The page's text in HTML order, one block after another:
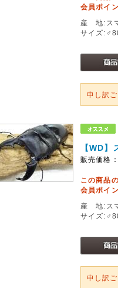
会員ポイ
産 地:ス
サイズ
申し訳
【WD
販売価格
この商品
会員ポイ
産 地:ス
サイズ
申し訳